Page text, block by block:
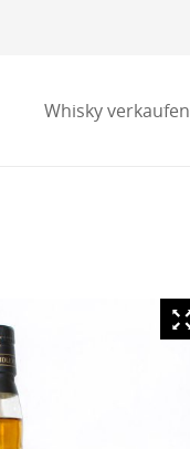
Whisky verkaufen